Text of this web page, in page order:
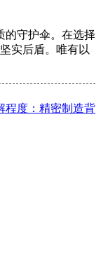
的守护伞。在选择
实后盾。唯有以
程度：精密制造背